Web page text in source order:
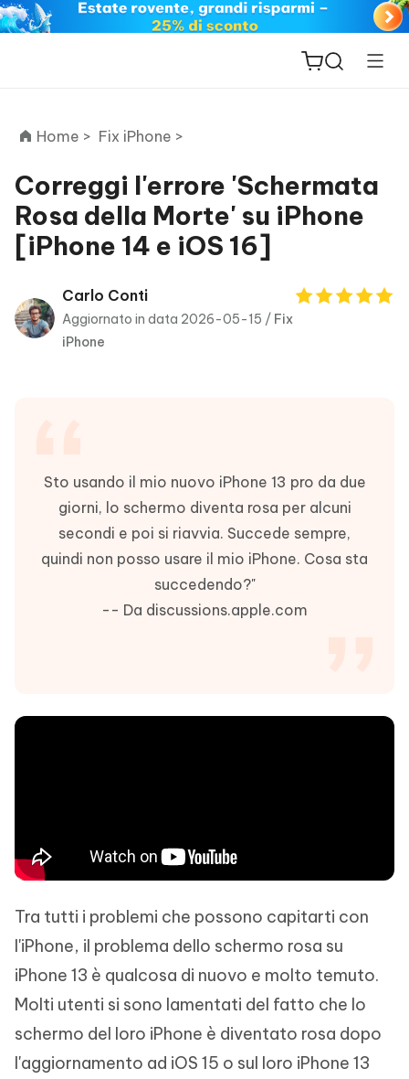
ReiBoot
for iOS
PDNob
PDF
Editor
New
Home > Fix iPhone >
Correggi l'errore 'Schermata
Rosa della Morte' su iPhone
[iPhone 14 e iOS 16]
Carlo Conti
Aggiornato in data 2026-05-15 / Fix
iPhone
Sto usando il mio nuovo iPhone 13 pro da due
giorni, lo schermo diventa rosa per alcuni
secondi e poi si riavvia. Succede sempre,
quindi non posso usare il mio iPhone. Cosa sta
succedendo?"
-- Da discussions.apple.com
Tra tutti i problemi che possono capitarti con
l'iPhone, il problema dello schermo rosa su
iPhone 13 è qualcosa di nuovo e molto temuto.
Molti utenti si sono lamentati del fatto che lo
schermo del loro iPhone è diventato rosa dopo
l'aggiornamento ad iOS 15 o sul loro iPhone 13